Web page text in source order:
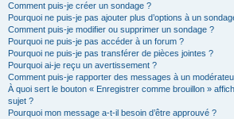
Comment puis-je créer un sondage ?
Pourquoi ne puis-je pas ajouter plus d’options à un
Comment puis-je modifier ou supprimer un sondage ?
Pourquoi ne puis-je pas accéder à un forum ?
Pourquoi ne puis-je pas transférer de pièces jointes ?
Pourquoi ai-je reçu un avertissement ?
Comment puis-je rapporter des messages à un
À quoi sert le bouton « Enregistrer comme brouillon »
sujet ?
Pourquoi mon message a-t-il besoin d’être approuvé ?